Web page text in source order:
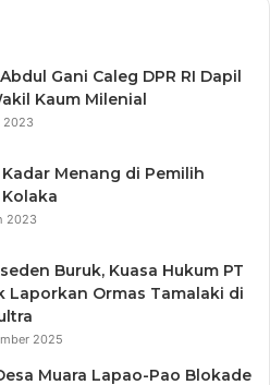
Gani Caleg DPR RI Dapil
Kaum Milenial
2023
Kadar Menang di Pemilih
2023
Buruk, Kuasa Hukum PT
Laporkan Ormas Tamalaki di
2025
Muara Lapao-Pao Blokade